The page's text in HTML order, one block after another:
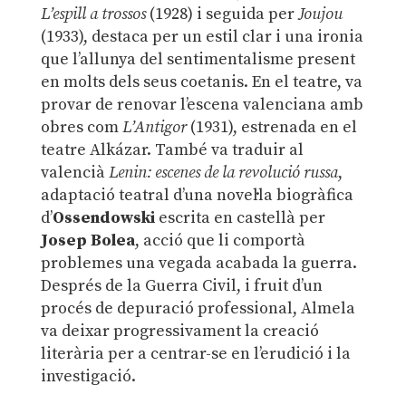
L’espill a trossos(1928) i seguida perJoujou
(1933), destaca per un estil clar i una ironia
que l’allunya del sentimentalisme present
en molts dels seus coetanis. En el teatre, va
provar de renovar l’escena valenciana amb
obres comL’Antigor(1931), estrenada en el
teatre Alkázar. També va traduir al
valenciàLenin: escenes de la revolució russa,
adaptació teatral d’una novel·la biogràfica
d’Ossendowskiescrita en castellà per
Josep Bolea, acció que li comportà
problemes una vegada acabada la guerra.
Després de la Guerra Civil, i fruit d’un
procés de depuració professional, Almela
va deixar progressivament la creació
literària per a centrar-se en l’erudició i la
investigació.